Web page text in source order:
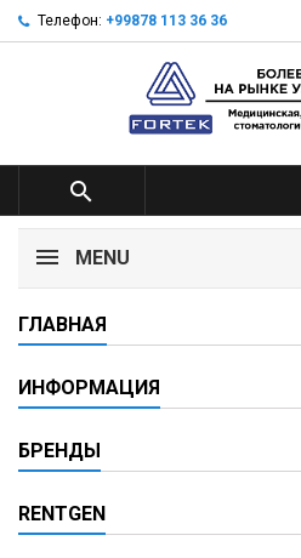
Телефон: +99878 113 36 36

MENU
ГЛАВНАЯ
ИНФОРМАЦИЯ
БРЕНДЫ
RENTGEN